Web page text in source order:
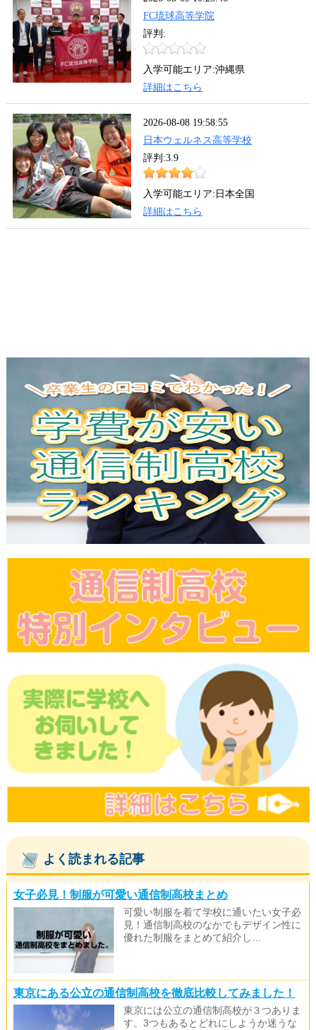
よく読まれる記事
女子必見！制服が可愛い通信制高校まとめ
可愛い制服を着て学校に通いたい女子必
見！通信制高校のなかでもデザイン性に
優れた制服をまとめて紹介し…
東京にある公立の通信制高校を徹底比較してみました！
東京には公立の通信制高校が３つありま
す。3つもあるとどれにしようか迷うな